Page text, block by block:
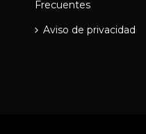
Frecuentes
Aviso de privacidad